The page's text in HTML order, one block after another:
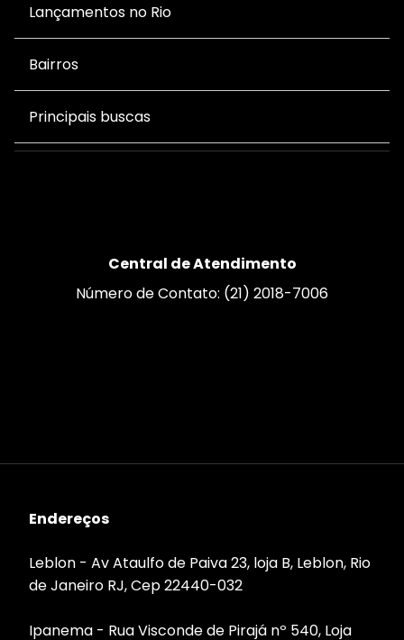
Lançamentos no Rio
Bairros
Principais buscas
Central de Atendimento
Número de Contato: (21) 2018-7006
Endereços
Leblon - Av Ataulfo de Paiva 23, loja B, Leblon, Rio
de Janeiro RJ, Cep 22440-032
Ipanema - Rua Visconde de Pirajá nº 540, Loja